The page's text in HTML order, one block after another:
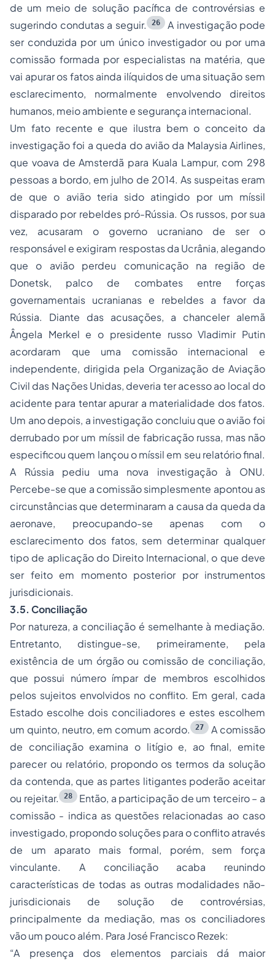
de um meio de solução pacífica de controvérsias e
sugerindo condutas a seguir.
26 A investigação pode
ser conduzida por um único investigador ou por uma
comissão formada por especialistas na matéria, que
vai apurar os fatos ainda ilíquidos de uma situação sem
esclarecimento, normalmente envolvendo direitos
humanos, meio ambiente e segurança internacional.
Um fato recente e que ilustra bem o conceito da
investigação foi a queda do avião da Malaysia Airlines,
que voava de Amsterdã para Kuala Lampur, com 298
pessoas a bordo, em julho de 2014. As suspeitas eram
de que o avião teria sido atingido por um míssil
disparado por rebeldes pró-Rússia. Os russos, por sua
vez, acusaram o governo ucraniano de ser o
responsável e exigiram respostas da Ucrânia, alegando
que o avião perdeu comunicação na região de
Donetsk, palco de combates entre forças
governamentais ucranianas e rebeldes a favor da
Rússia. Diante das acusações, a chanceler alemã
Ângela Merkel e o presidente russo Vladimir Putin
acordaram que uma comissão internacional e
independente, dirigida pela Organização de Aviação
Civil das Nações Unidas, deveria ter acesso ao local do
acidente para tentar apurar a materialidade dos fatos.
Um ano depois, a investigação concluiu que o avião foi
derrubado por um míssil de fabricação russa, mas não
especificou quem lançou o míssil em seu relatório final.
A Rússia pediu uma nova investigação à ONU.
Percebe-se que a comissão simplesmente apontou as
circunstâncias que determinaram a causa da queda da
aeronave, preocupando-se apenas com o
esclarecimento dos fatos, sem determinar qualquer
tipo de aplicação do Direito Internacional, o que deve
ser feito em momento posterior por instrumentos
jurisdicionais.
3.5. Conciliação
Por natureza, a conciliação é semelhante à mediação.
Entretanto, distingue-se, primeiramente, pela
existência de um órgão ou comissão de conciliação,
que possui número ímpar de membros escolhidos
pelos sujeitos envolvidos no conflito. Em geral, cada
Estado escolhe dois conciliadores e estes escolhem
um quinto, neutro, em comum acordo.
27
A comissão
de conciliação examina o litígio e, ao final, emite
parecer ou relatório, propondo os termos da solução
da contenda, que as partes litigantes poderão aceitar
ou rejeitar.
28 Então, a participação de um terceiro – a
comissão - indica as questões relacionadas ao caso
investigado, propondo soluções para o conflito através
de um aparato mais formal, porém, sem força
vinculante. A conciliação acaba reunindo
características de todas as outras modalidades não-
jurisdicionais de solução de controvérsias,
principalmente da mediação, mas os conciliadores
vão um pouco além. Para José Francisco Rezek:
“A presença dos elementos parciais dá maior